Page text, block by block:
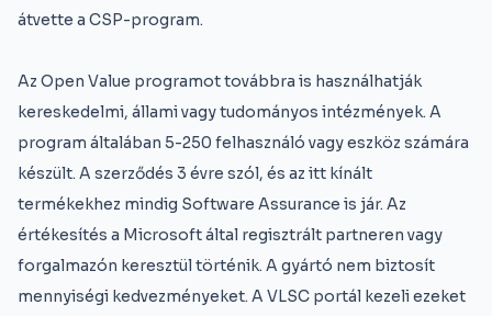
átvette a CSP-program.
Az Open Value programot továbbra is használhatják
kereskedelmi, állami vagy tudományos intézmények. A
program általában 5-250 felhasználó vagy eszköz számára
készült. A szerződés 3 évre szól, és az itt kínált
termékekhez mindig Software Assurance is jár. Az
értékesítés a Microsoft által regisztrált partneren vagy
forgalmazón keresztül történik. A gyártó nem biztosít
mennyiségi kedvezményeket. A VLSC portál kezeli ezeket